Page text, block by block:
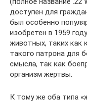
доступен для
был особенно
изобретен в 1959
животных, таких как
такого патрона для
смысла, так как
организм жертвы.
К тому же оба типа